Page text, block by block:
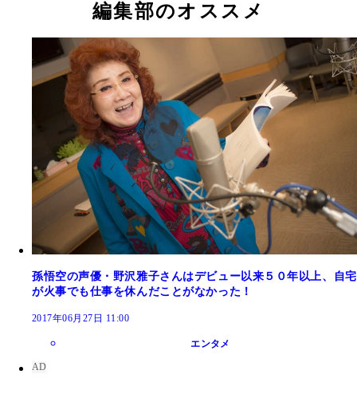
編集部のオススメ
孫悟空の声優・野沢雅子さんはデビュー以来５０年以上、自宅
が火事でも仕事を休んだことがなかった！
2017年06月27日 11:00
エンタメ